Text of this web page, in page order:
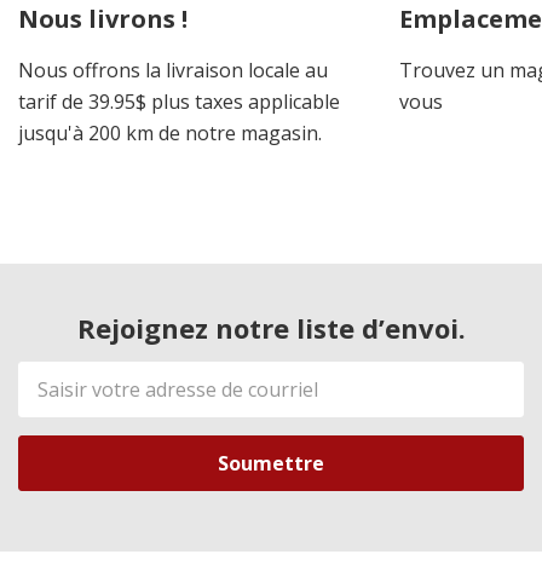
Nous livrons !
Nous offrons la livraison locale au
tarif de 39.95$ plus taxes applicable
jusqu'à 200 km de notre magasin.
Trouvez un
vous
Rejoignez notre liste d’envoi.
Adresse
de
courriel